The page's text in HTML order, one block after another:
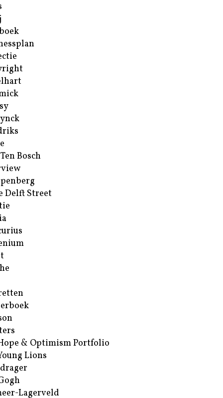
Bosch
Delft Street
& Optimism Portfolio
Lions
Lagerveld